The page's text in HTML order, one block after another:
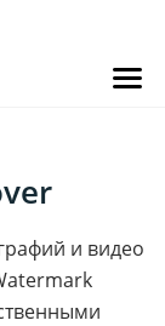
и видео